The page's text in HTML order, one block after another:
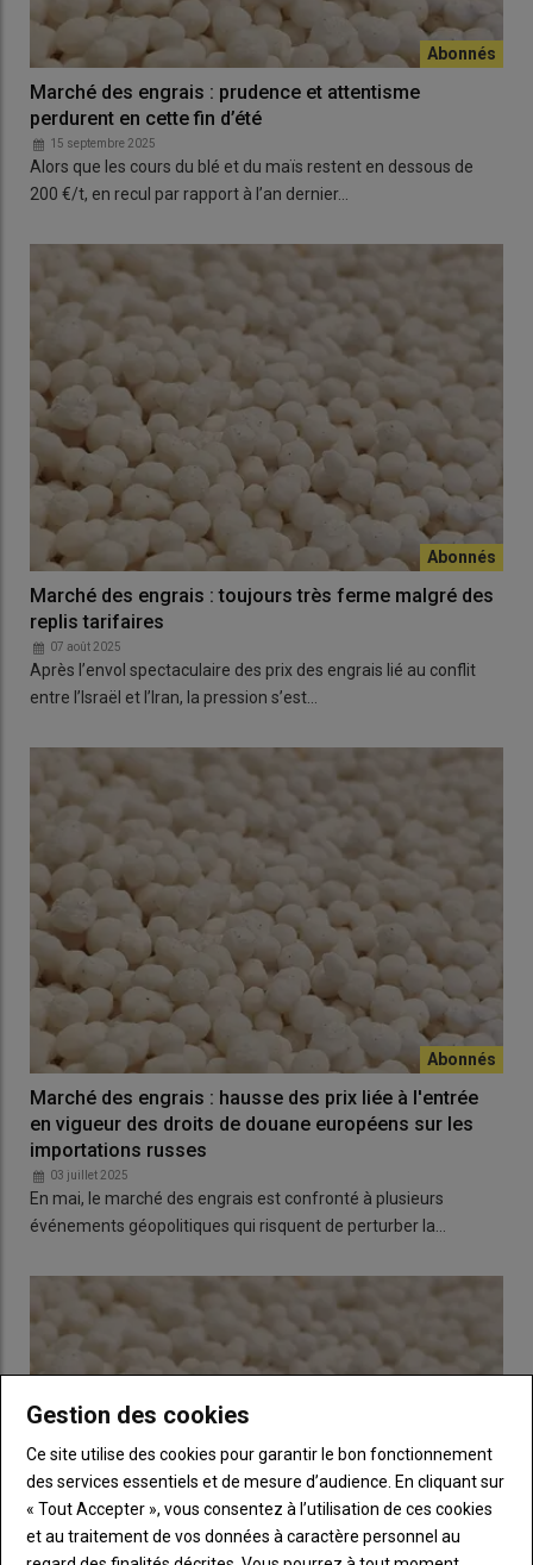
Marché des engrais : prudence et attentisme
perdurent en cette fin d’été
15 septembre 2025
Alors que les cours du blé et du maïs restent en dessous de
200 €/t, en recul par rapport à l’an dernier…
Marché des engrais : toujours très ferme malgré des
replis tarifaires
07 août 2025
Après l’envol spectaculaire des prix des engrais lié au conflit
entre l’Israël et l’Iran, la pression s’est…
Marché des engrais : hausse des prix liée à l'entrée
en vigueur des droits de douane européens sur les
importations russes
03 juillet 2025
En mai, le marché des engrais est confronté à plusieurs
événements géopolitiques qui risquent de perturber la…
Gestion des cookies
Ce site utilise des cookies pour garantir le bon fonctionnement
des services essentiels et de mesure d’audience. En cliquant sur
« Tout Accepter », vous consentez à l’utilisation de ces cookies
et au traitement de vos données à caractère personnel au